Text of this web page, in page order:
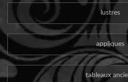
lustres
appliques
tableaux